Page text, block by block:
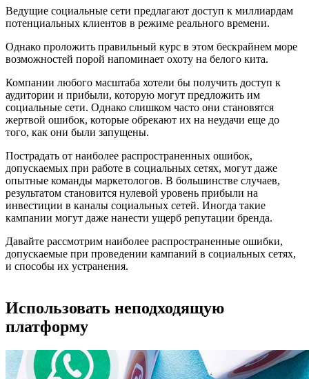
Ведущие социальные сети предлагают доступ к миллиардам
потенциальных клиентов в режиме реального времени.
Однако проложить правильный курс в этом бескрайнем море
возможностей порой напоминает охоту на белого кита.
Компании любого масштаба хотели бы получить доступ к
аудитории и прибыли, которую могут предложить им
социальные сети. Однако слишком часто они становятся
жертвой ошибок, которые обрекают их на неудачи еще до
того, как они были запущены.
Пострадать от наиболее распространенных ошибок,
допускаемых при работе в социальных сетях, могут даже
опытные команды маркетологов. В большинстве случаев,
результатом становится нулевой уровень прибыли на
инвестиции в каналы социальных сетей. Иногда такие
кампании могут даже нанести ущерб репутации бренда.
Давайте рассмотрим наиболее распространенные ошибки,
допускаемые при проведении кампаний в социальных сетях,
и способы их устранения.
Использовать неподходящую
платформу